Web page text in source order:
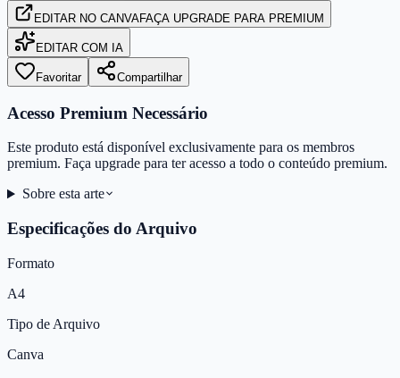
EDITAR NO CANVAFAÇA UPGRADE PARA PREMIUM
EDITAR COM IA
Favoritar Compartilhar
Acesso Premium Necessário
Este produto está disponível exclusivamente para os membros
premium. Faça upgrade para ter acesso a todo o conteúdo premium.
Sobre esta arte
Especificações do Arquivo
Formato
A4
Tipo de Arquivo
Canva